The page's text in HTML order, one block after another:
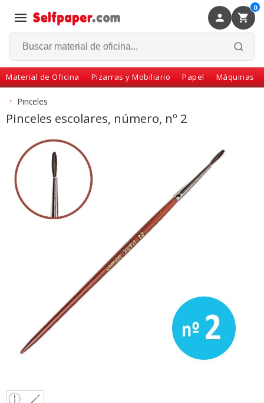
0
Material de Oficina Pizarras y Mobiliario Papel Máquinas
Volver
↑ Pinceles
Pinceles escolares, número, nº 2